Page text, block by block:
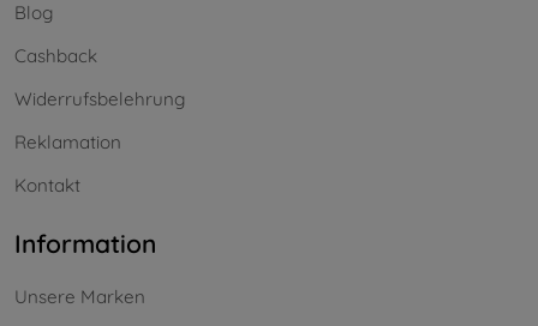
Blog
Cashback
Widerrufsbelehrung
Reklamation
Kontakt
Information
Unsere Marken